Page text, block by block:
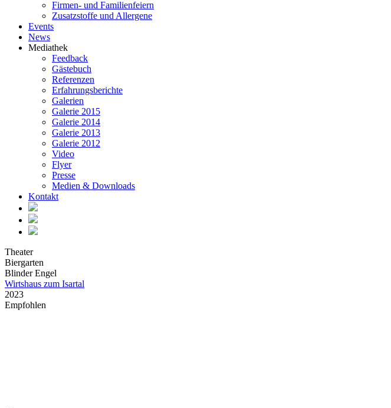
Firmen- und Familienfeiern
Zusatzstoffe und Allergene
Events
News
Mediathek
Feedback
Gästebuch
Referenzen
Erfahrungsberichte
Galerien
Galerie 2015
Galerie 2014
Galerie 2013
Galerie 2012
Video
Flyer
Presse
Medien & Downloads
Kontakt
Theater
Biergarten
Blinder Engel
Wirtshaus zum Isartal
2023
Empfohlen